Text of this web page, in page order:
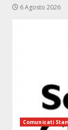
6 Agosto 2026
Comunicati